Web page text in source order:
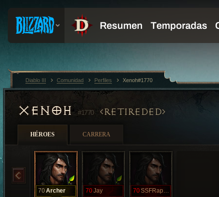
XENOH #1770 RETIREDED
HÉROES CARRERA
70Archer 70Jay 70 SSFRaptorHC
Diablo III Comunidad Perfiles Xenoh#1770